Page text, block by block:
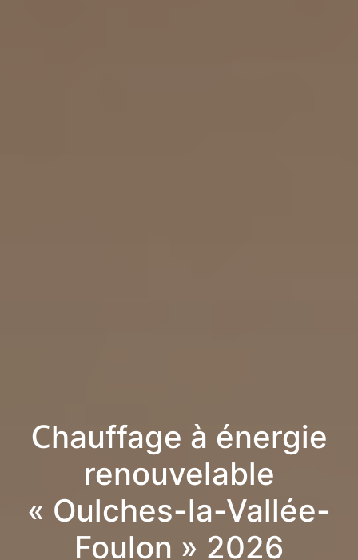
Chauffage à énergie
renouvelable
« Oulches-la-Vallée-
Foulon » 2026